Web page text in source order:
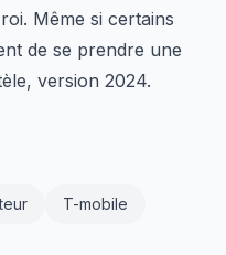
Même si certains
de se prendre une
version 2024.
T-mobile